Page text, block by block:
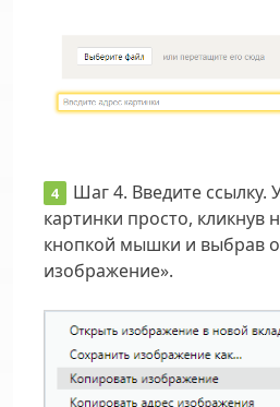
Шаг 4. Введите ссылку.
картинки просто, кликнув
кнопкой мышки и выбрав
изображение».